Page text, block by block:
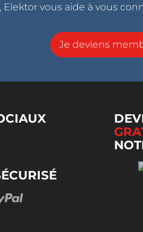
vous aide à vous
Je deviens